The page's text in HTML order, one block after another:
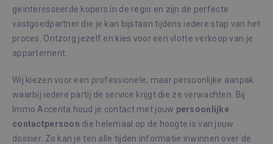
geïnteresseerde kopers in de regio en zijn de perfecte
vastgoedpartner die je kan bijstaan tijdens iedere stap van het
proces. Ontzorg jezelf en kies voor een vlotte verkoop van je
appartement.
Wij kiezen voor een professionele, maar persoonlijke aanpak
waarbij iedere partij de service krijgt die ze verwachten. Bij
Immo Accenta houd je contact met jouw persoonlijke
contactpersoon die helemaal op de hoogte is van jouw
dossier. Zo kan je ten alle tijden informatie inwinnen over de
_GRECAPTCHA
Google LLC
www.google.com
6 maanden
CookieScriptConsent
CookieScript
immoaccenta.be
1 maand